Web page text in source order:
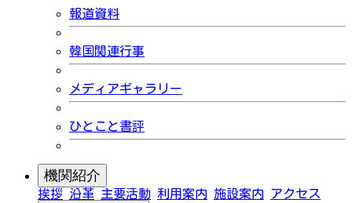
報道資料
韓国関連行事
メディアギャラリー
ひとこと書評
機関紹介
挨拶 沿革 主要活動 利用案内 施設案内 アクセス